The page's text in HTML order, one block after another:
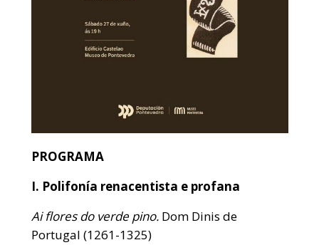
PROGRAMA
I. Polifonía renacentista e profana
Ai flores do verde pino. Dom Dinis de
Portugal (1261-1325)